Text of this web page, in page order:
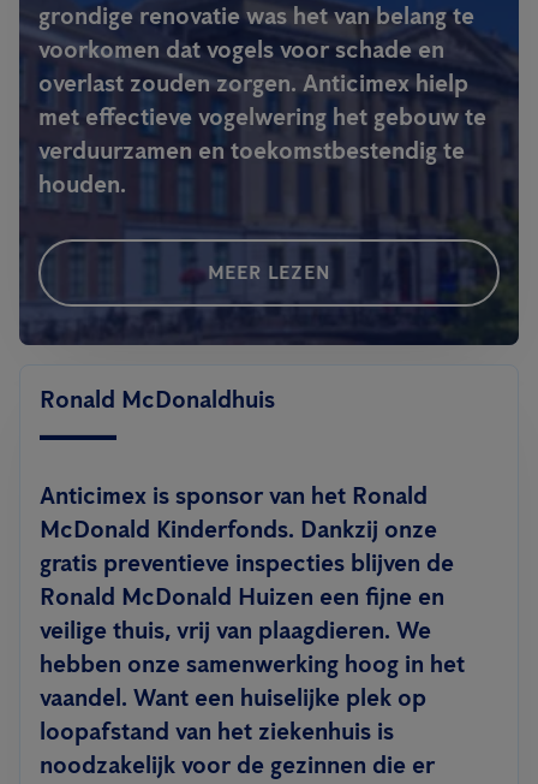
grondige renovatie was het van belang te
voorkomen dat vogels voor schade en
overlast zouden zorgen. Anticimex hielp
met effectieve vogelwering het gebouw te
verduurzamen en toekomstbestendig te
houden.
MEER LEZEN
Ronald McDonaldhuis
Anticimex is sponsor van het Ronald
McDonald Kinderfonds. Dankzij onze
gratis preventieve inspecties blijven de
Ronald McDonald Huizen een fijne en
veilige thuis, vrij van plaagdieren. We
hebben onze samenwerking hoog in het
vaandel. Want een huiselijke plek op
loopafstand van het ziekenhuis is
noodzakelijk voor de gezinnen die er